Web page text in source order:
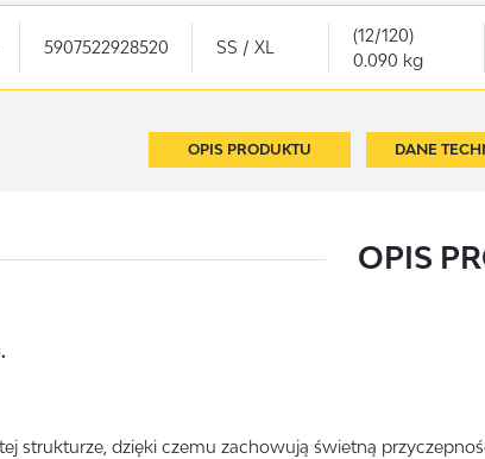
5907522928520 SS / XL
(12/120)
0.090 kg
OPIS PRODUKTU DANE
OPIS
strukturze, dzięki czemu zachowują świetną